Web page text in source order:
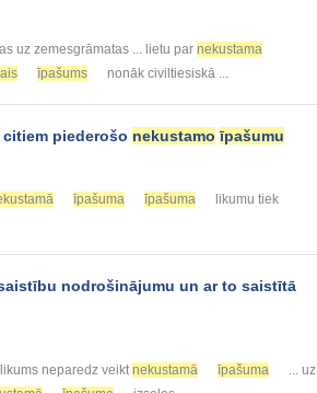
uz zemesgrāmatas ... lietu par nekustama
īpašums nonāk civiltiesiskā ...
piederošo nekustamo īpašumu
īpašuma īpašuma
likumu tiek
nodrošinājumu un ar to saistītā
neparedz veikt nekustamā īpašuma
... uz